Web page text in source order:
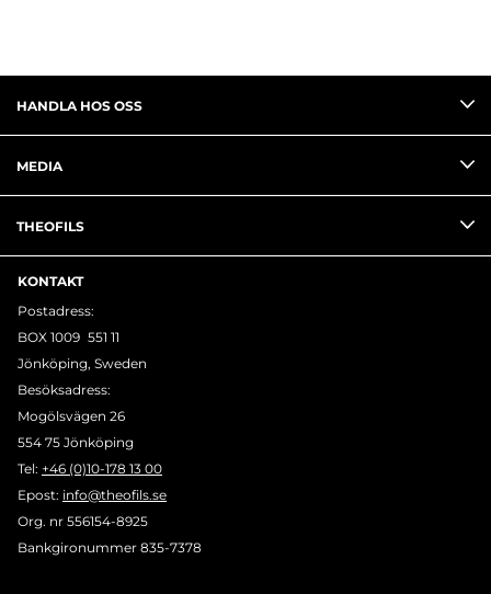
HANDLA HOS OSS
MEDIA
THEOFILS
KONTAKT
Postadress:
BOX 1009 551 11
Jönköping, Sweden
Besöksadress:
Mogölsvägen 26
554 75 Jönköping
Tel: +46 (0)10-178 13 00
Epost: info@theofils.se
Org. nr 556154-8925
Bankgironummer 835-7378